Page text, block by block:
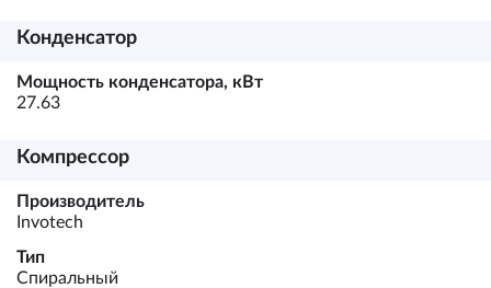
Конденсатор
Мощность конденсатора, кВт
27.63
Компрессор
Производитель
Invotech
Тип
Спиральный